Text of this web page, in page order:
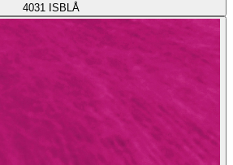
4031 ISBLÅ